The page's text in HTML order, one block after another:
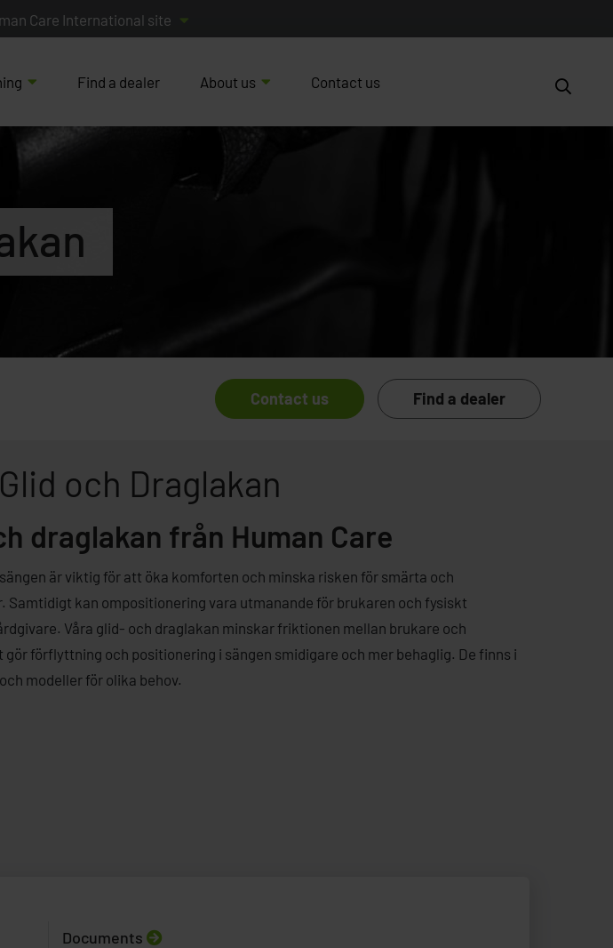
Care International site
Find a dealer About us Contact us
Contact us Find a dealer
och Draglakan
draglakan från Human Care
är viktig för att öka komforten och minska risken för smärta och
Samtidigt kan ompositionering vara utmanande för brukaren och fysiskt
Våra glid- och draglakan minskar friktionen mellan brukare och
gör förflyttning och positionering i sängen smidigare och mer behaglig. De finns i
modeller för olika behov.
Documents